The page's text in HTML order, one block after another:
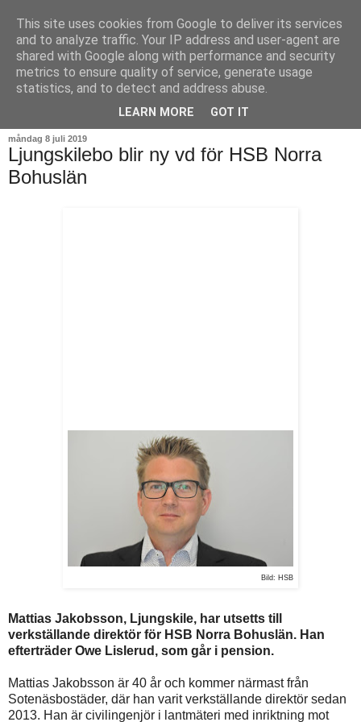
måndag 8 juli 2019
Ljungskilebo blir ny vd för HSB Norra
Bohuslän
Bild: HSB
Mattias Jakobsson, Ljungskile, har utsetts till
verkställande direktör för HSB Norra Bohuslän. Han
efterträder Owe Lislerud, som går i pension.
Mattias Jakobsson är 40 år och kommer närmast från
Sotenäsbostäder, där han varit verkställande direktör sedan
2013. Han är civilingenjör i lantmäteri med inriktning mot
This site uses cookies from Google to deliver its services
and to analyze traffic. Your IP address and user-agent are
shared with Google along with performance and security
metrics to ensure quality of service, generate usage
statistics, and to detect and address abuse.
LEARN MORE GOT IT